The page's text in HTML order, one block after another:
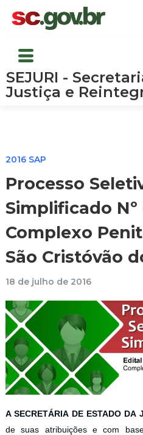
SEJURI -
Justiça e
2016 SAP
Processo
Simplificado Nº
Complexo
São Cristóvão
18 de julho de 2016
A SECRETÁRIA DE ESTADO DA
de suas atribuições e com